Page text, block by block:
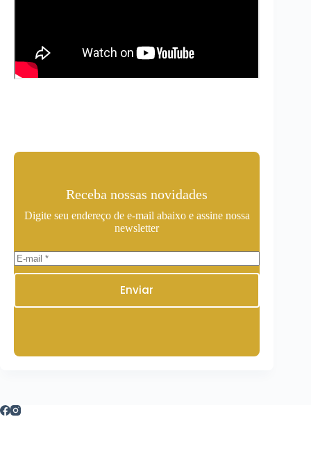
Receba nossas novidades
Digite seu endereço de e-mail abaixo e assine nossa
newsletter
Enviar